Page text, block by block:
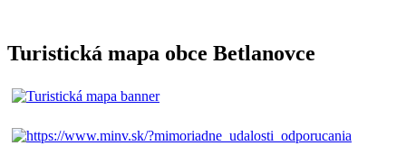
Turistická mapa obce Betlanovce